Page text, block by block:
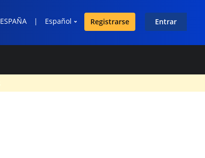
ESPAÑA | Español Registrarse Entrar